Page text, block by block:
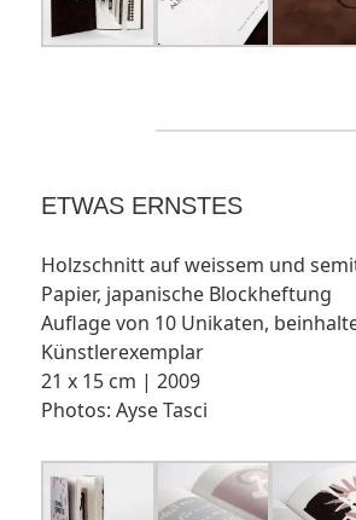
ETWAS ERNSTES
Holzschnitt auf weissem und
Papier, japanische Blockheftung
Auflage von 10 Unikaten,
Künstlerexemplar
21 x 15 cm | 2009
Photos: Ayse Tasci